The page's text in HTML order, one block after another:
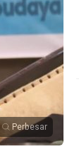
Perbesar